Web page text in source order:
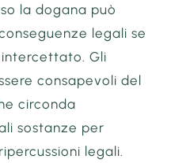
la dogana può
legali se
Gli
consapevoli del
circonda
sostanze per
legali.